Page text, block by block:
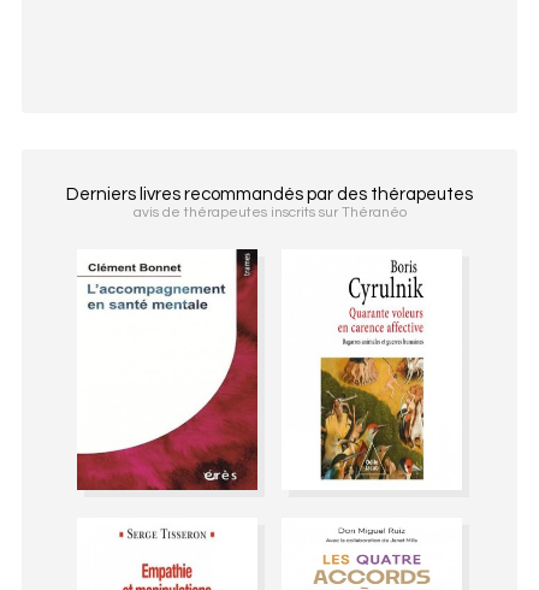
Derniers livres recommandés par des thérapeutes
avis de thérapeutes inscrits sur Théranéo